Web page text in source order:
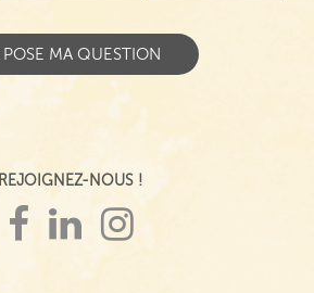
REJOIGNEZ-NOUS !